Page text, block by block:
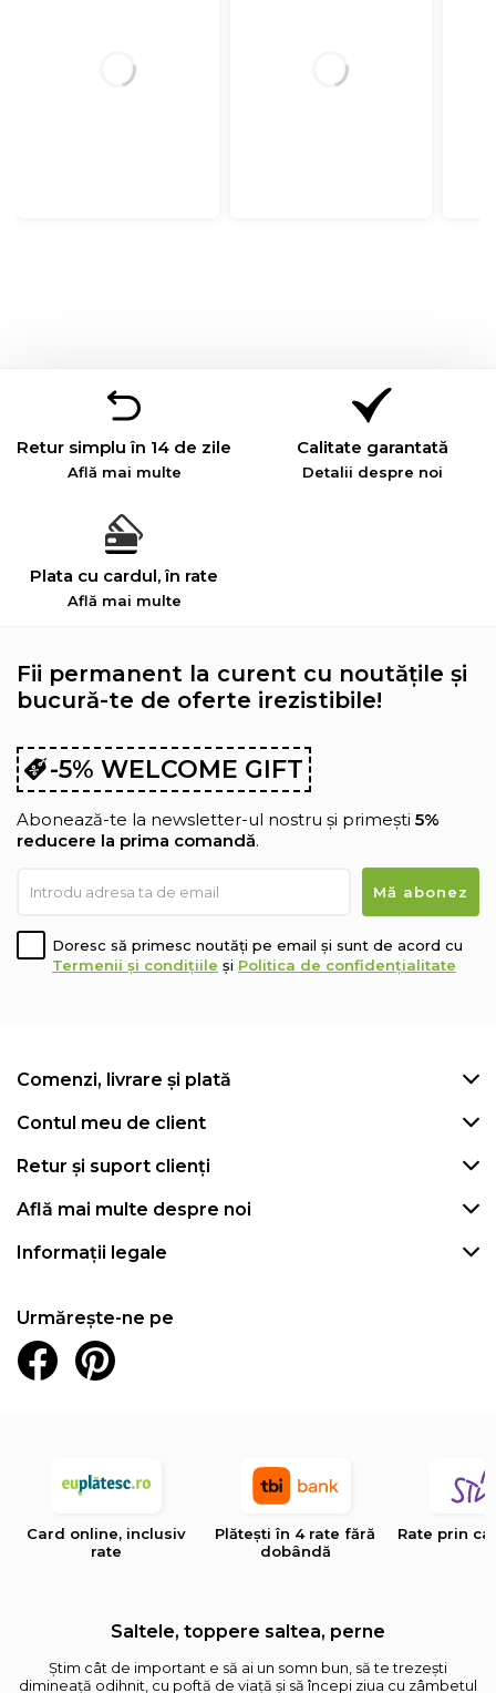
Retur simplu în 14 de zile
Află mai multe
Calitate garantată
Detalii despre noi
Plata cu cardul, în rate
Află mai multe
Fii permanent la curent cu noutățile și
bucură-te de oferte irezistibile!
-5% WELCOME GIFT
Abonează-te la newsletter-ul nostru și primești 5%
reducere la prima comandă.
Doresc să primesc noutăți pe email și sunt de acord cu
Termenii și condițiile și Politica de confidențialitate
Comenzi, livrare și plată
Contul meu de client
Retur și suport clienți
Află mai multe despre noi
Informații legale
Urmărește-ne pe
Card online, inclusiv
rate
Plătești în 4 rate fără
dobândă
Rate prin
Saltele, toppere saltea, perne
Știm cât de important e să ai un somn bun, să te trezești
dimineață odihnit, cu poftă de viață și să începi ziua cu zâmbetul